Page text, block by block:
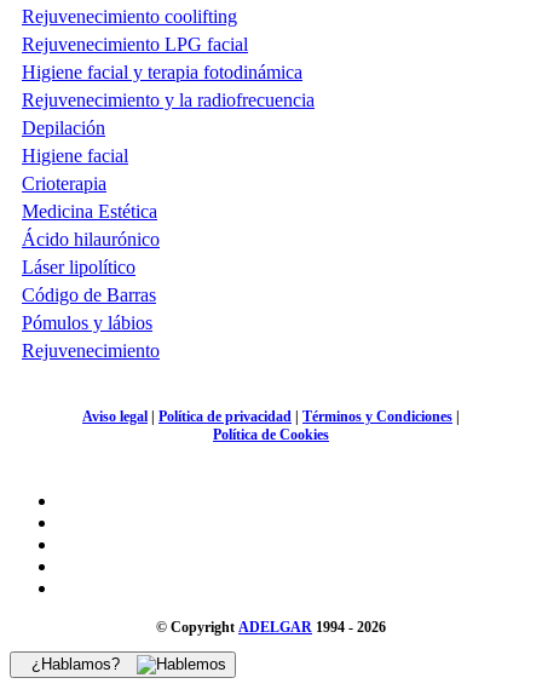
Rejuvenecimiento coolifting
Rejuvenecimiento LPG facial
Higiene facial y terapia fotodinámica
Rejuvenecimiento y la radiofrecuencia
Depilación
Higiene facial
Crioterapia
Medicina Estética
Ácido hilaurónico
Láser lipolítico
Código de Barras
Pómulos y lábios
Rejuvenecimiento
Aviso legal | Política de privacidad | Términos y Condiciones |
Política de Cookies
© Copyright ADELGAR 1994 - 2026
¿Hablamos?